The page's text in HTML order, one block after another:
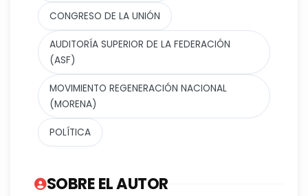
CONGRESO DE LA UNIÓN
AUDITORÍA SUPERIOR DE LA FEDERACIÓN
(ASF)
MOVIMIENTO REGENERACIÓN NACIONAL
(MORENA)
POLÍTICA
SOBRE EL AUTOR